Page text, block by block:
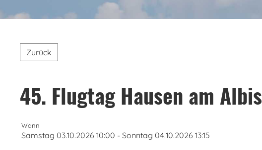
Zurück
45. Flugtag Hausen am Albis
Wann
Samstag 03.10.2026 10:00 - Sonntag 04.10.2026 13:15